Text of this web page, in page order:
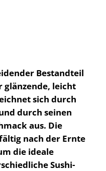
Bestandteil
glänzende, leicht
sich durch
durch seinen
aus. Die
nach der Ernte
die ideale
Sushi-